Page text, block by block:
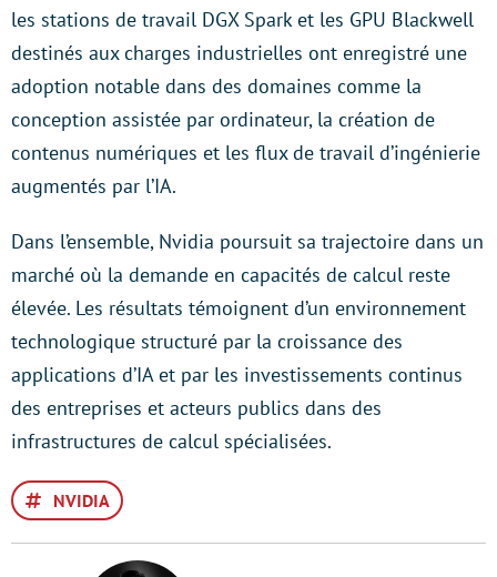
les stations de travail DGX Spark et les GPU Blackwell
destinés aux charges industrielles ont enregistré une
adoption notable dans des domaines comme la
conception assistée par ordinateur, la création de
contenus numériques et les flux de travail d’ingénierie
augmentés par l’IA.
Dans l’ensemble, Nvidia poursuit sa trajectoire dans un
marché où la demande en capacités de calcul reste
élevée. Les résultats témoignent d’un environnement
technologique structuré par la croissance des
applications d’IA et par les investissements continus
des entreprises et acteurs publics dans des
infrastructures de calcul spécialisées.
NVIDIA